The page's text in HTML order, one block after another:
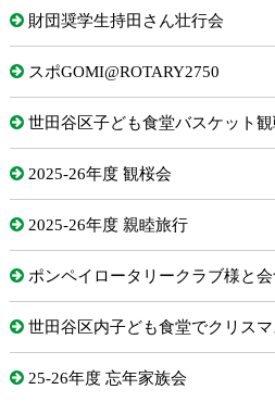
財団奨学生持田さん壮行会
スポGOMI@ROTARY2750
世田谷区子ども食堂バスケット
2025-26年度 観桜会
2025-26年度 親睦旅行
ポンペイロータリークラブ様と会
世田谷区内子ども食堂でクリス
25-26年度 忘年家族会